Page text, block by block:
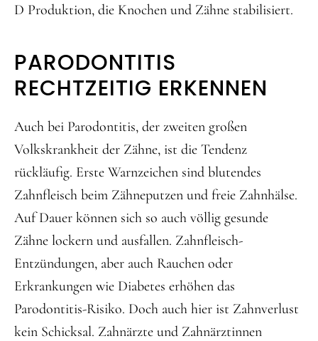
D Produktion, die Knochen und Zähne stabilisiert.
PARODONTITIS
RECHTZEITIG ERKENNEN
Auch bei Parodontitis, der zweiten großen
Volkskrankheit der Zähne, ist die Tendenz
rückläufig. Erste Warnzeichen sind blutendes
Zahnfleisch beim Zähneputzen und freie Zahnhälse.
Auf Dauer können sich so auch völlig gesunde
Zähne lockern und ausfallen. Zahnfleisch-
Entzündungen, aber auch Rauchen oder
Erkrankungen wie Diabetes erhöhen das
Parodontitis-Risiko. Doch auch hier ist Zahnverlust
kein Schicksal. Zahnärzte und Zahnärztinnen